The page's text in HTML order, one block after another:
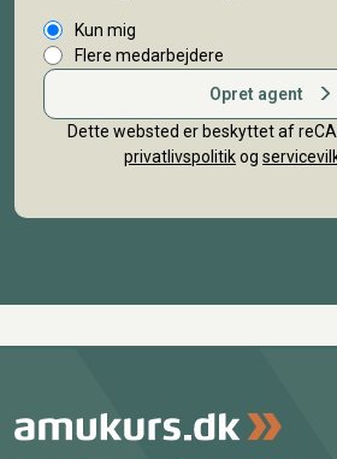
Kun mig
Flere medarbejdere
Opret agent
Dette websted er beskyttet af
privatlivspolitikog